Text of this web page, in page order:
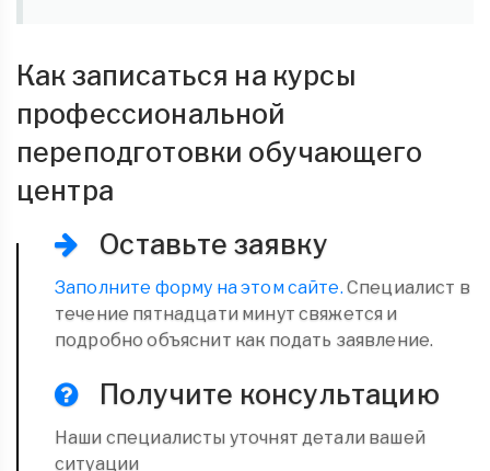
Как записаться на курсы
профессиональной
переподготовки обучающего
центра
Оставьте заявку
Заполните форму на этом сайте. Специалист в
течение пятнадцати минут свяжется и
подробно объяснит как подать заявление.
Получите консультацию
Наши специалисты уточнят детали вашей
ситуации